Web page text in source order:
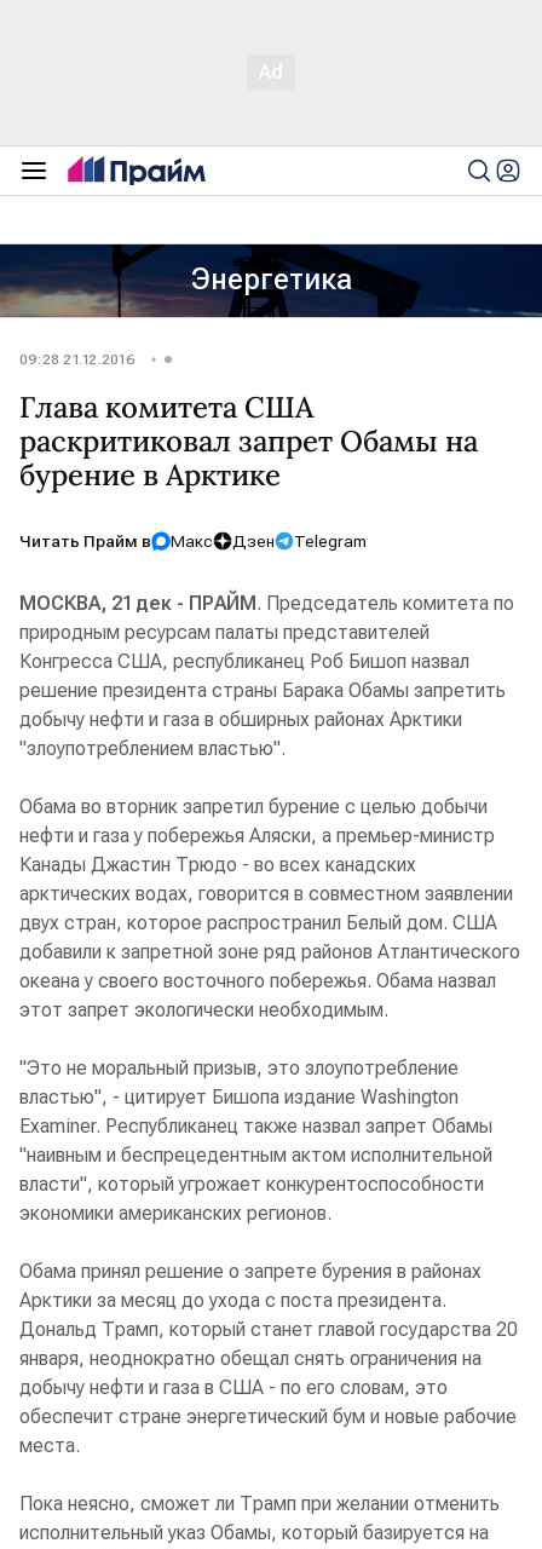
Энергетика
09:28 21.12.2016
Глава комитета США
раскритиковал запрет Обамы на
бурение в Арктике
Читать Прайм в Макс Дзен Telegram
МОСКВА, 21 дек - ПРАЙМ. Председатель комитета по
природным ресурсам палаты представителей
Конгресса США, республиканец Роб Бишоп назвал
решение президента страны Барака Обамы запретить
добычу нефти и газа в обширных районах Арктики
"злоупотреблением властью".
Обама во вторник запретил бурение с целью добычи
нефти и газа у побережья Аляски, а премьер-министр
Канады Джастин Трюдо - во всех канадских
арктических водах, говорится в совместном заявлении
двух стран, которое распространил Белый дом. США
добавили к запретной зоне ряд районов Атлантического
океана у своего восточного побережья. Обама назвал
этот запрет экологически необходимым.
"Это не моральный призыв, это злоупотребление
властью", - цитирует Бишопа издание Washington
Examiner. Республиканец также назвал запрет Обамы
"наивным и беспрецедентным актом исполнительной
власти", который угрожает конкурентоспособности
экономики американских регионов.
Обама принял решение о запрете бурения в районах
Арктики за месяц до ухода с поста президента.
Дональд Трамп, который станет главой государства 20
января, неоднократно обещал снять ограничения на
добычу нефти и газа в США - по его словам, это
обеспечит стране энергетический бум и новые рабочие
места.
Пока неясно, сможет ли Трамп при желании отменить
исполнительный указ Обамы, который базируется на